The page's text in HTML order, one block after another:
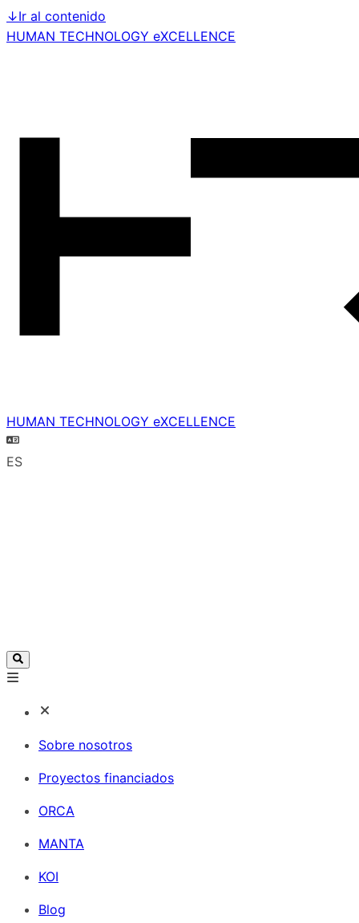
↓Ir al contenido
HUMAN TECHNOLOGY eXCELLENCE
HUMAN TECHNOLOGY eXCELLENCE
ES
Sobre nosotros
Proyectos financiados
ORCA
MANTA
KOI
Blog